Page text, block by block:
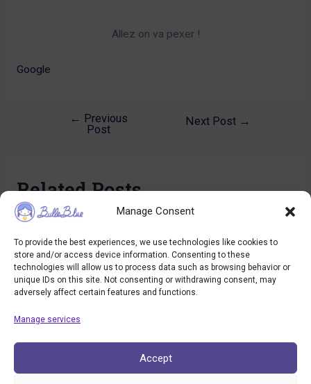
Manage Consent
To provide the best experiences, we use technologies like cookies to
store and/or access device information. Consenting to these
technologies will allow us to process data such as browsing behavior or
unique IDs on this site. Not consenting or withdrawing consent, may
adversely affect certain features and functions.
Manage services
Accept
Allez on va pexer !
Google
← Previous
Post
Next Post →
Related Posts
Les femmes et le leadership
Uncategorized/ By bulleblue
Uncategorized/ By